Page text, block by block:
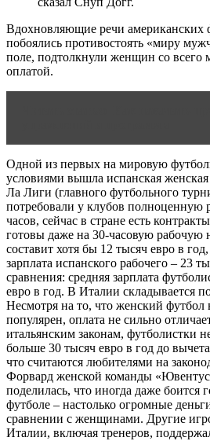
Вдохновляющие речи американских
побоялись противостоять «миру
поле, подтолкнули женщин со всего
оплатой.
Одной из первых на мировую
условиями вышла испанская
Ла Лиги (главного футбольного
потребовали у клубов полноценную
часов, сейчас в стране есть
готовы даже на 30-часовую рабочую
составит хотя бы 12 тысяч евро в
зарплата испанского рабочего – 23
сравнения: средняя зарплата
евро в год. В Италии складывается
Несмотря на то, что женский футбол
популярен, оплата не сильно
итальянским законам, футболистки
больше 30 тысяч евро в год до
что считаются любителями на
Форвард женской команды
поделилась, что иногда даже боится
футболе – настолько огромные
сравнении с женщинами. Другие
Италии, включая тренеров,